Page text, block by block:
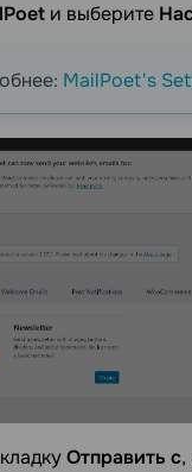
и выберите
MailPoet's
Отправить с,